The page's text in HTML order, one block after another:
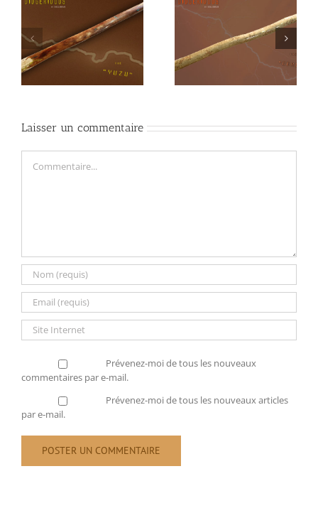
Tesla Didgeridoo
« CERES »
Didgeridoo Tesla
« BLUE STONE »
Laisser un commentaire
Prévenez-moi de tous les nouveaux
commentaires par e-mail.
Prévenez-moi de tous les nouveaux articles
par e-mail.